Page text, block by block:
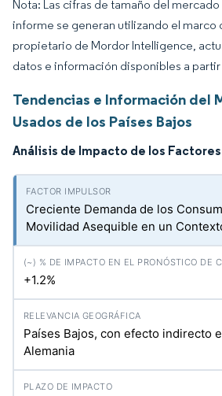
Nota: Las cifras de tamaño del
informe se generan utilizando el marco
propietario de Mordor Intelligence,
datos e información disponibles a partir
Tendencias e Información del
Usados de los Países Bajos
Análisis de Impacto de los
Creciente Demanda de los
Movilidad Asequible en un
+1.2%
Países Bajos, con efecto indirecto
Alemania